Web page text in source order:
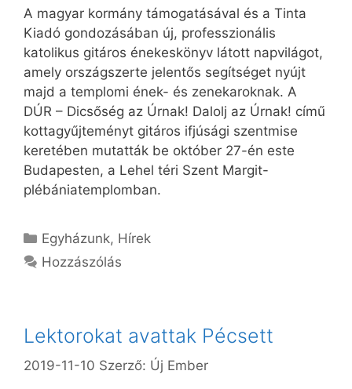
A magyar kormány támogatásával és a Tinta
Kiadó gondozásában új, professzionális
katolikus gitáros énekeskönyv látott napvilágot,
amely országszerte jelentős segítséget nyújt
majd a templomi ének- és zenekaroknak. A
DÚR – Dicsőség az Úrnak! Dalolj az Úrnak! című
kottagyűjteményt gitáros ifjúsági szentmise
keretében mutatták be október 27-én este
Budapesten, a Lehel téri Szent Margit-
plébániatemplomban.
Kategória
Egyházunk, Hírek
Hozzászólás
Lektorokat avattak Pécsett
2019-11-10 Szerző: Új Ember